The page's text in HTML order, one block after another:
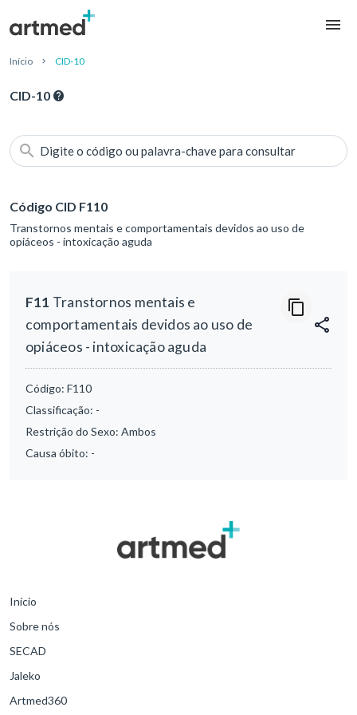
Início CID-10
CID-10
Digite o código ou palavra-chave para consultar
Código CID F110
Transtornos mentais e comportamentais devidos ao uso de
opiáceos - intoxicação aguda
F11 Transtornos mentais e
comportamentais devidos ao uso de
opiáceos - intoxicação aguda
Código: F110
Classificação: -
Restrição do Sexo: Ambos
Causa óbito: -
Início
Sobre nós
SECAD
Jaleko
Artmed360